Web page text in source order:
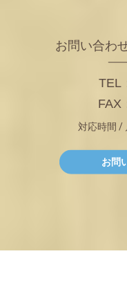
お問い合わ
TEL
FAX
対応時間 /
お問